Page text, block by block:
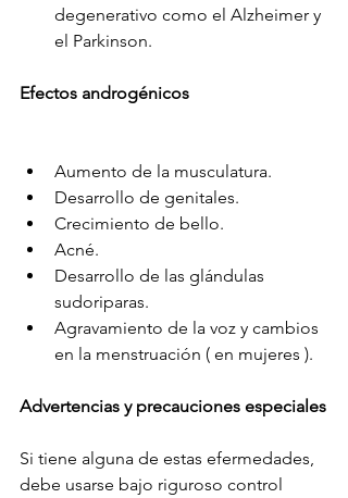
degenerativo como el Alzheimer y
el Parkinson.
Efectos androgénicos
Aumento de la musculatura.
Desarrollo de genitales.
Crecimiento de bello.
Acné.
Desarrollo de las glándulas
sudoriparas.
Agravamiento de la voz y cambios
en la menstruación ( en mujeres ).
Advertencias y precauciones especiales
Si tiene alguna de estas efermedades,
debe usarse bajo riguroso control